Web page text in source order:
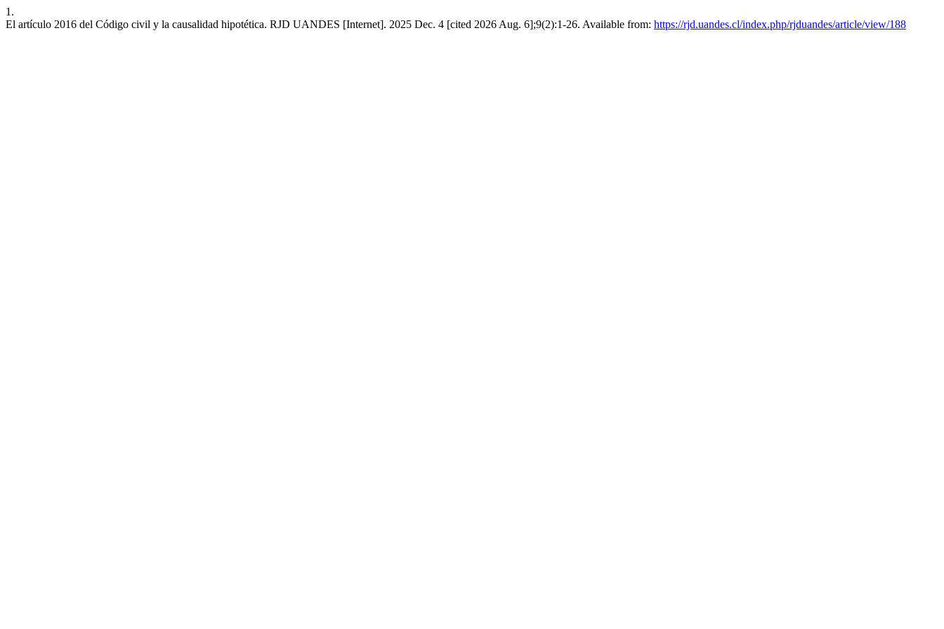
1.
El artículo 2016 del Código civil y la causalidad hipotética. RJD UANDES [Internet]. 2025 Dec. 4 [cited 2026 Aug. 6];9(2):1-26. Available from: https://rjd.uandes.cl/index.php/rjduandes/article/view/188